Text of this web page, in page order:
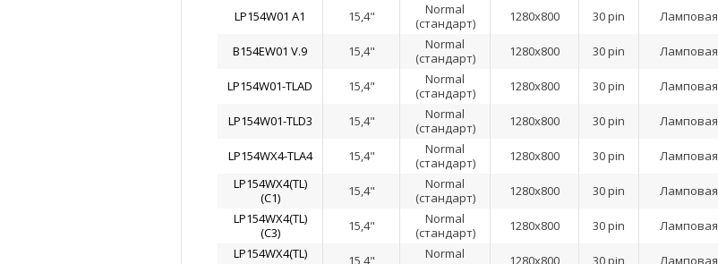
LP154W01 A1 15,4"
Normal
(стандарт)
1280x800 30 pin Ламповая
B154EW01 V.9 15,4"
Normal
(стандарт)
1280x800 30 pin Ламповая
LP154W01-TLAD 15,4"
Normal
(стандарт)
1280x800 30 pin Ламповая
LP154W01-TLD3 15,4"
Normal
(стандарт)
1280x800 30 pin Ламповая
LP154WX4-TLA4 15,4"
Normal
(стандарт)
1280x800 30 pin Ламповая
LP154WX4(TL)
(C1)
15,4"
Normal
(стандарт)
1280x800 30 pin Ламповая
LP154WX4(TL)
(C3)
15,4"
Normal
(стандарт)
1280x800 30 pin Ламповая
LP154WX4(TL)
15,4"
Normal
1280x800 30 pin Ламповая